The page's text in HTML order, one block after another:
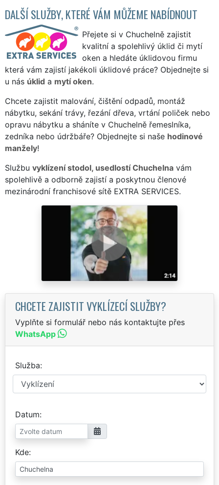
DALŠÍ SLUŽBY, KTERÉ VÁM MŮŽEME NABÍDNOUT
Přejete si v Chuchelně zajistit
kvalitní a spolehlivý úklid či mytí
oken a hledáte úklidovou firmu
která vám zajistí jakékoli úklidové práce? Objednejte si
u nás úklid a mytí oken.
Chcete zajistit malování, čištění odpadů, montáž
nábytku, sekání trávy, řezání dřeva, vrtání poliček nebo
opravu nábytku a sháníte v Chuchelně řemeslníka,
zedníka nebo údržbáře? Objednejte si naše hodinové
manžely!
Službu vyklízení stodol, usedlostí Chuchelna vám
spolehlivě a odborně zajistí a poskytnou členové
mezinárodní franchisové sítě EXTRA SERVICES.
CHCETE ZAJISTIT VYKLÍZECÍ SLUŽBY?
Vyplňte si formulář nebo nás kontaktujte přes
WhatsApp
Služba
Datum
Kde